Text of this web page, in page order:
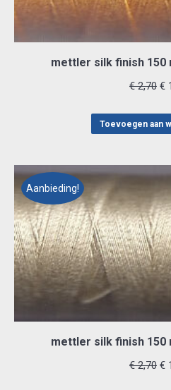
mettler silk finish 150
€2,70 €
Toevoegen aan
Aanbieding!
mettler silk finish 150
€2,70 €